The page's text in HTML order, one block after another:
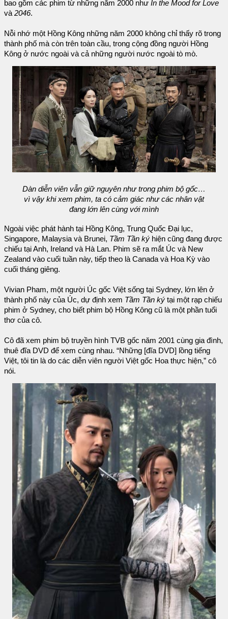
bao gồm các phim từ những năm 2000 như In the Mood for Love
và 2046.
Nỗi nhớ một Hồng Kông những năm 2000 không chỉ thấy rõ trong
thành phố mà còn trên toàn cầu, trong cộng đồng người Hồng
Kông ở nước ngoài và cả những người nước ngoài tò mò.
Dàn diễn viên vẫn giữ nguyên như trong phim bộ gốc…
vì vậy khi xem phim, ta có cảm giác như các nhân vật
đang lớn lên cùng với mình
Ngoài việc phát hành tại Hồng Kông, Trung Quốc Đại lục,
Singapore, Malaysia và Brunei, Tầm Tần ký hiện cũng đang được
chiếu tại Anh, Ireland và Hà Lan. Phim sẽ ra mắt Úc và New
Zealand vào cuối tuần này, tiếp theo là Canada và Hoa Kỳ vào
cuối tháng giêng.
Vivian Pham, một người Úc gốc Việt sống tại Sydney, lớn lên ở
thành phố này của Úc, dự định xem Tầm Tần ký tại một rạp chiếu
phim ở Sydney, cho biết phim bộ Hồng Kông cũ là một phần tuổi
thơ của cô.
Cô đã xem phim bộ truyền hình TVB gốc năm 2001 cùng gia đình,
thuê đĩa DVD để xem cùng nhau. “Những [đĩa DVD] lồng tiếng
Việt, tôi tin là do các diễn viên người Việt gốc Hoa thực hiện,” cô
nói.